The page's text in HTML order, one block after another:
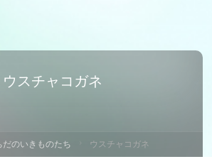
ウスチャコガネ
だのいきものたち ウスチャコガネ